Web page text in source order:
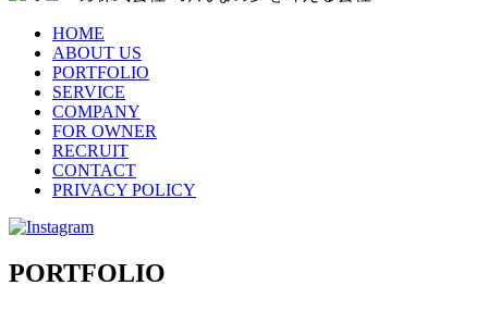
HOME
ABOUT US
PORTFOLIO
SERVICE
COMPANY
FOR OWNER
RECRUIT
CONTACT
PRIVACY POLICY
PORTFOLIO